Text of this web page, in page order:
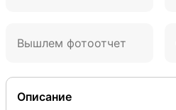
Вышлем фотоотчет
Описание